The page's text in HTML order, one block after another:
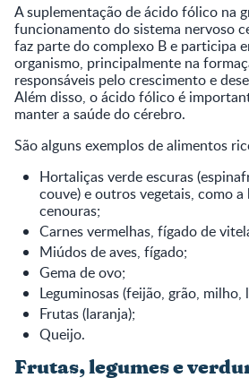
A suplementação de ácido fólico na
funcionamento do sistema nervoso
faz parte do complexo B e participa
organismo, principalmente na
responsáveis pelo crescimento e
Além disso, o ácido fólico é
manter a saúde do cérebro.
São alguns exemplos de alimentos
Hortaliças verde escuras
couve) e outros vegetais, como a
cenouras;
Carnes vermelhas, fígado de
Miúdos de aves, fígado;
Gema de ovo;
Leguminosas (feijão, grão, milho,
Frutas (laranja);
Queijo.
Frutas, legumes e